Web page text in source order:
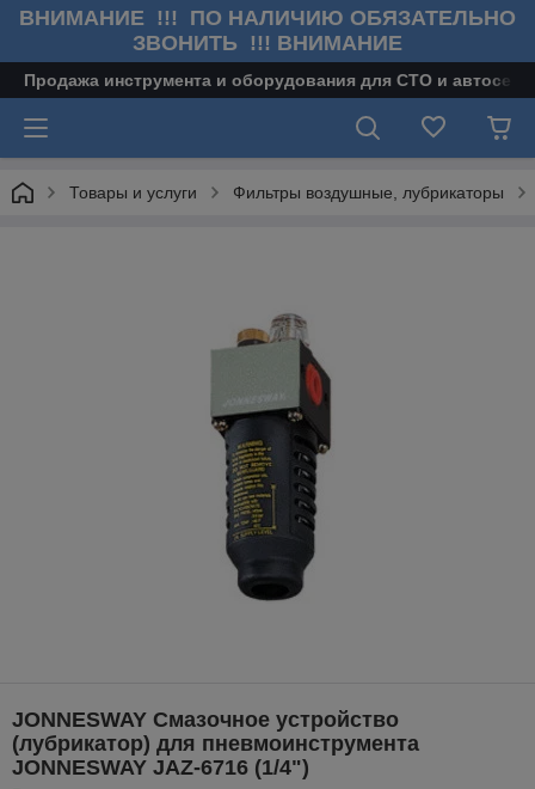
ВНИМАНИЕ !!! ПО НАЛИЧИЮ ОБЯЗАТЕЛЬНО
ЗВОНИТЬ !!! ВНИМАНИЕ
Продажа инструмента и оборудования для СТО и
Товары и услуги Фильтры воздушные, лубрикаторы
JONNESWAY Смазочное устройство
(лубрикатор) для пневмоинструмента
JONNESWAY JAZ-6716 (1/4")